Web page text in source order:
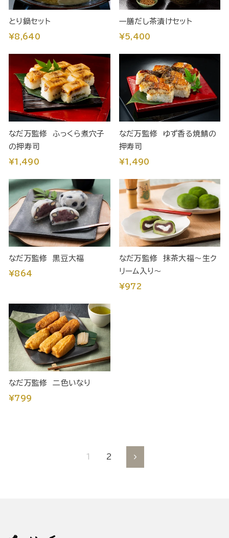
とり鍋セット
¥8,640
一膳だし茶漬けセット
¥5,400
なだ万監修 ふっくら煮穴子
の押寿司
¥1,490
なだ万監修 ゆず香る焼鯖の
押寿司
¥1,490
なだ万監修 黒豆大福
¥864
なだ万監修 抹茶大福～生ク
リーム入り～
¥972
なだ万監修 二色いなり
¥799
1 2
到
下